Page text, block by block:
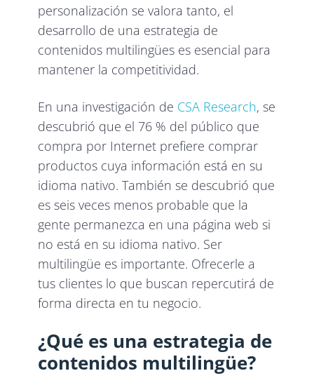
personalización se valora tanto, el
desarrollo de una estrategia de
contenidos multilingües es esencial para
mantener la competitividad.
En una investigación de CSA Research, se
descubrió que el 76 % del público que
compra por Internet prefiere comprar
productos cuya información está en su
idioma nativo. También se descubrió que
es seis veces menos probable que la
gente permanezca en una página web si
no está en su idioma nativo. Ser
multilingüe es importante. Ofrecerle a
tus clientes lo que buscan repercutirá de
forma directa en tu negocio.
¿Qué es una estrategia de
contenidos multilingüe?